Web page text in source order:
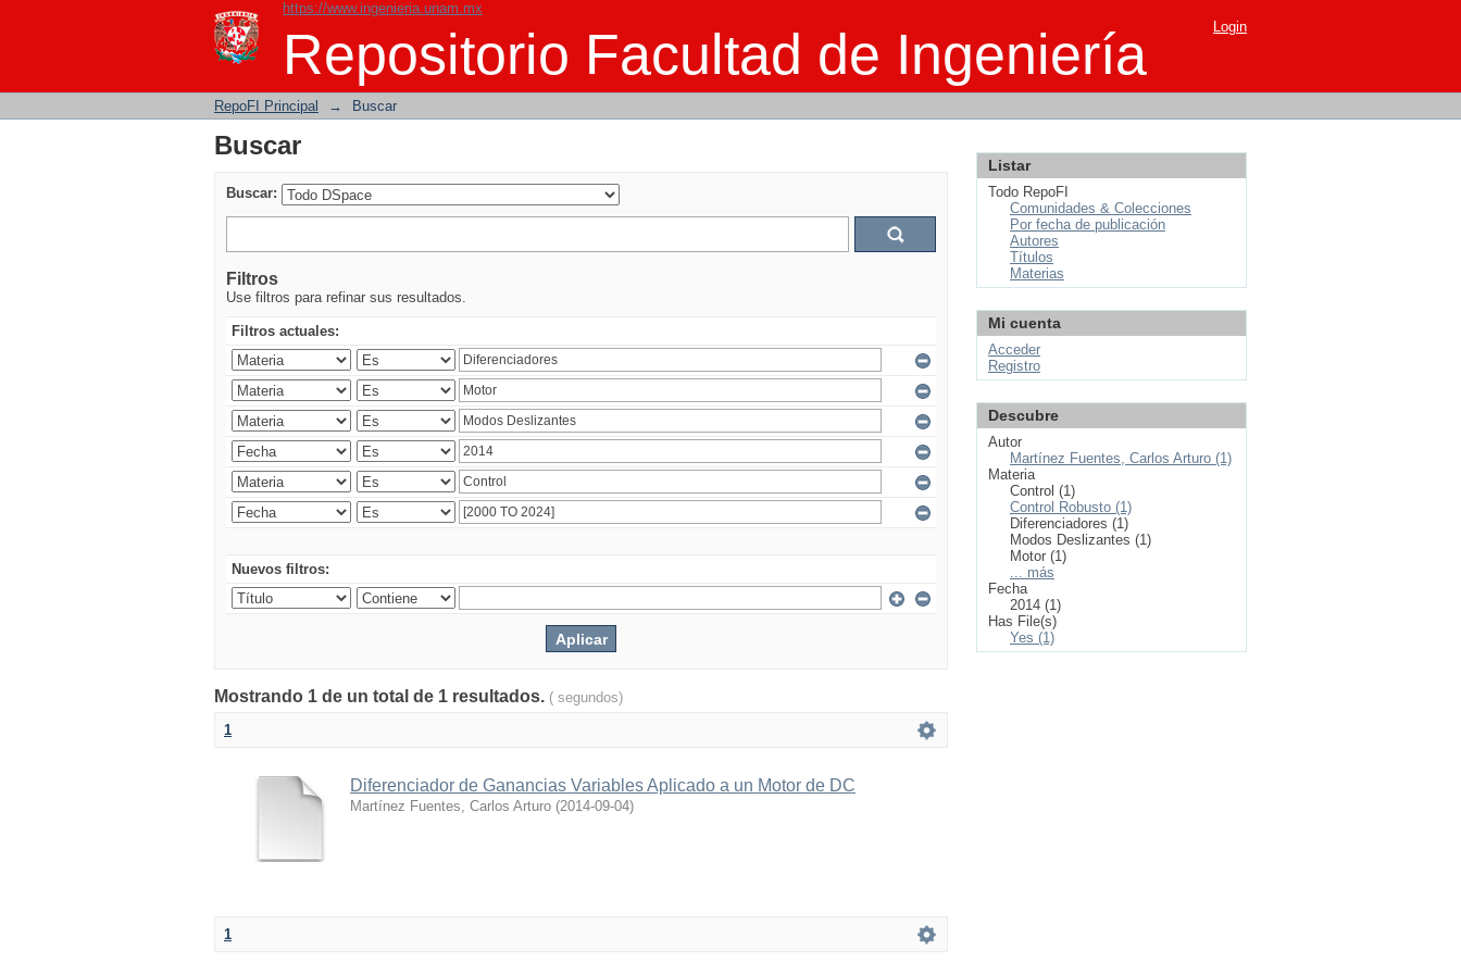
https://www.ingenieria.unam.mx
Repositorio Facultad de Ingeniería
Buscar Login
RepoFI Principal → Buscar
Buscar
Buscar:
Filtros
Use filtros para refinar sus resultados.
Filtros actuales:
Nuevos filtros:
Mostrando 1 de un total de 1 resultados. ( segundos)
1
Diferenciador de Ganancias Variables Aplicado a un Motor de DC
Martínez Fuentes, Carlos Arturo (2014-09-04)
1
Listar
Todo RepoFI
Comunidades & Colecciones
Por fecha de publicación
Autores
Títulos
Materias
Mi cuenta
Acceder
Registro
Descubre
Autor
Martínez Fuentes, Carlos Arturo (1)
Materia
Control (1)
Control Robusto (1)
Diferenciadores (1)
Modos Deslizantes (1)
Motor (1)
... más
Fecha
2014 (1)
Has File(s)
Yes (1)